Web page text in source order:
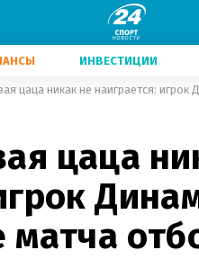
ИНВЕСТИЦИИ
цаца никак не наиграется:
цаца
матча